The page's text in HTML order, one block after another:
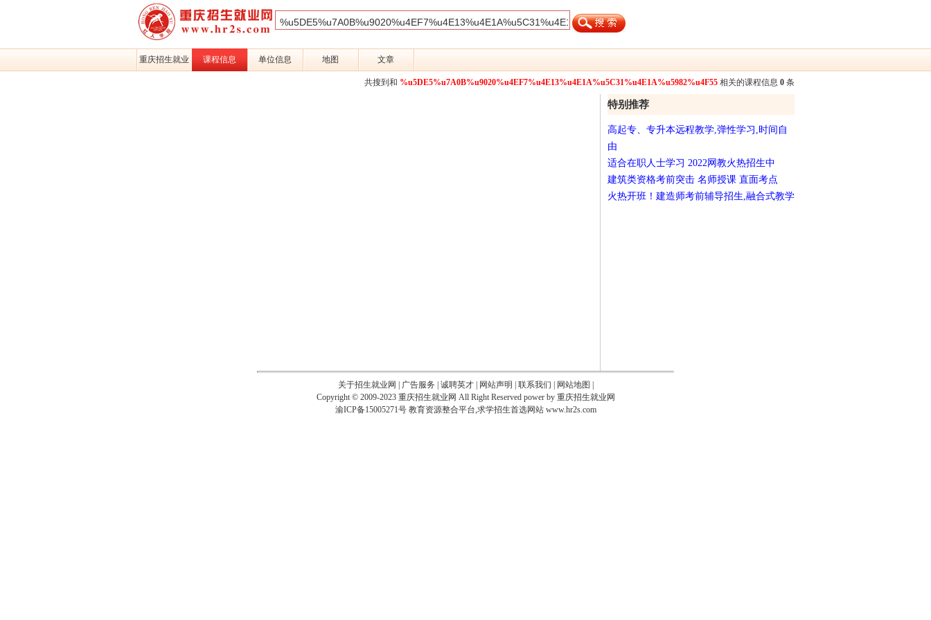
重庆招生就业 课程信息 单位信息 地图 文章
共搜到和 %u5DE5%u7A0B%u9020%u4EF7%u4E13%u4E1A%u5C31%u4E1A%u5982%u4F55 相关的课程信息 0 条
特别推荐
高起专、专升本远程教学,弹性学习,时间自
由
适合在职人士学习 2022网教火热招生中
建筑类资格考前突击 名师授课 直面考点
火热开班！建造师考前辅导招生,融合式教学
关于招生就业网 广告服务 诚聘英才| 网站声明 联系我们 网站地图
Copyright © 2009-2023 重庆招生就业网 All Right Reserved power by 重庆招生就业网
渝ICP备15005271号教育资源整合平台,求学招生首选网站 www.hr2s.com